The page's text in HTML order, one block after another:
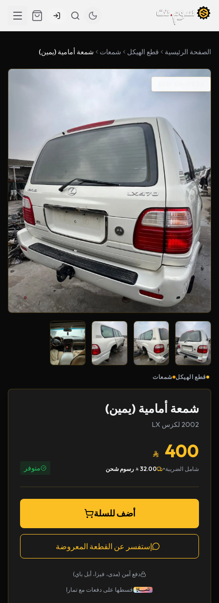
الصفحة الرئيسية قطع الهيكل شمعات شمعة أمامية (يمين)
قطع الهيكل شمعات
شمعة أمامية (يمين)
2002 لكزس LX
400
شامل الضريبة•
32.00 رسوم شحن متوفر
أضف للسلة
إستفسر عن القطعة المعروضة
دفع آمن (مدى، فيزا، أبل باي)
قسطها على دفعات مع تمارا